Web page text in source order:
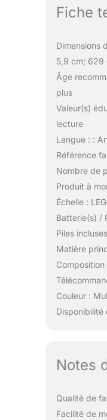
Fiche
Dimensions
5,9 cm; 629
Âge
plus
Valeur(s)
lecture
Langue : :
Référence
Nombre de
Produit à
Échelle :
Batterie(s) /
Piles
Matière
Couleur :
Disponibilité
Notes
Qualité de
Facilité de